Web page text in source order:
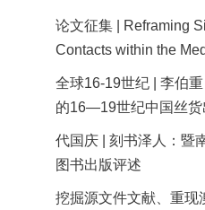
论文征集 | Reframing
Contacts within the
全球16-19世纪 | 李伯
的16—19世纪中国丝货
代国庆 | 刻书泽人：暨
图书出版评述
挖掘源文件文献、重现